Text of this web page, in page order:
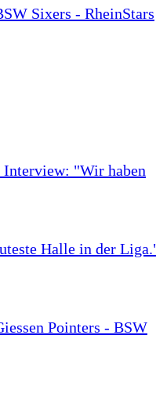
Sixers - RheinStars
Interview: "Wir haben
Halle in der
Pointers - BSW